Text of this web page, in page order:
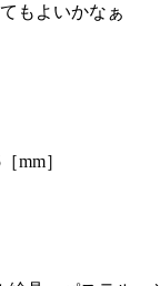
もよいかなぁ
mm］